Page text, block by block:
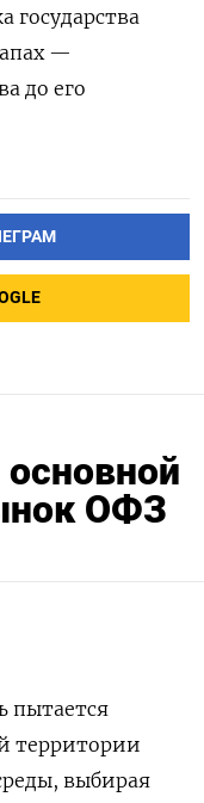
государства
—
до его
ОФЗ
пытается
территории
выбирая